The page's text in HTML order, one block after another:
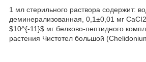
1 мл стерильного раствора содержит:
деминерализованная, 0,1±0,01 мг
$10^{-11}$ мг белково-пептидного
растения Чистотел большой